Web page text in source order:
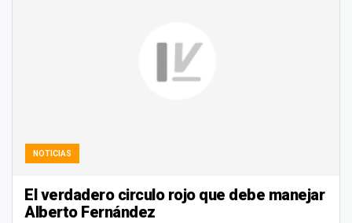
NOTICIAS
El verdadero circulo rojo que debe manejar
Alberto Fernández